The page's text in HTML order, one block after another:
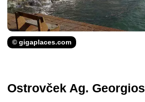
© gigaplaces.com
Ostrovček Ag. Georgios